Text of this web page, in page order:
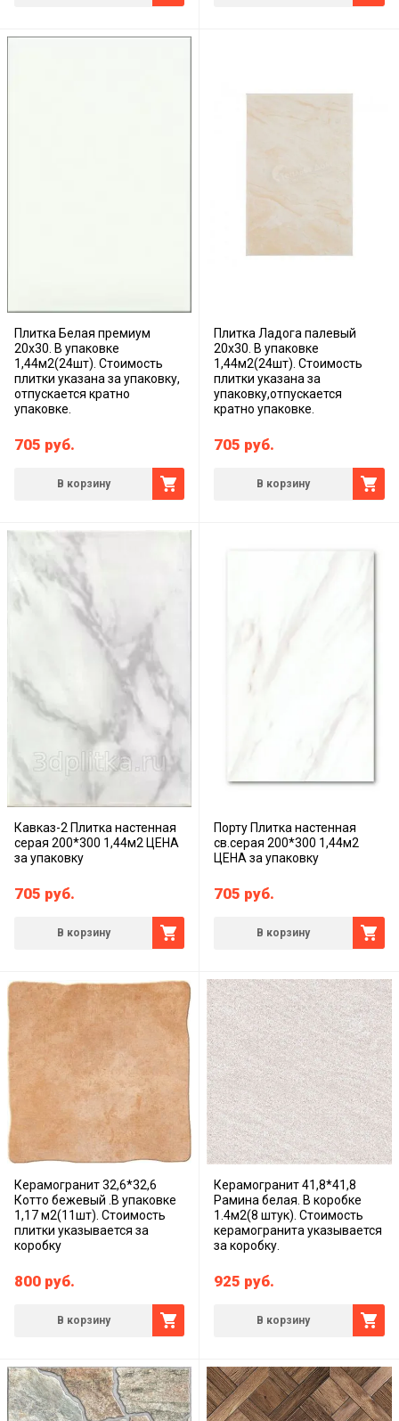
Плитка Белая премиум
20х30. В упаковке
1,44м2(24шт). Стоимость
плитки указана за упаковку,
отпускается кратно
упаковке.
705 руб.
В корзину
Плитка Ладога палевый
20х30. В упаковке
1,44м2(24шт). Стоимость
плитки указана за
упаковку,отпускается
кратно упаковке.
705 руб.
В корзину
Кавказ-2 Плитка настенная
серая 200*300 1,44м2 ЦЕНА
за упаковку
705 руб.
В корзину
Порту Плитка настенная
св.серая 200*300 1,44м2
ЦЕНА за упаковку
705 руб.
В корзину
Керамогранит 32,6*32,6
Котто бежевый .В упаковке
1,17 м2(11шт). Стоимость
плитки указывается за
коробку
800 руб.
В корзину
Керамогранит 41,8*41,8
Рамина белая. В коробке
1.4м2(8 штук). Стоимость
керамогранита указывается
за коробку.
925 руб.
В корзину